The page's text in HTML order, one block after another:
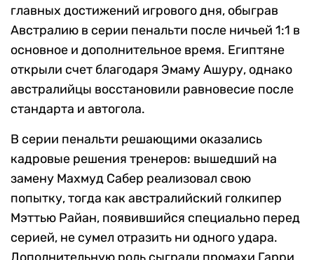
главных достижений игрового дня, обыграв
Австралию в серии пенальти после ничьей 1:1 в
основное и дополнительное время. Египтяне
открыли счет благодаря Эмаму Ашуру, однако
австралийцы восстановили равновесие после
стандарта и автогола.
В серии пенальти решающими оказались
кадровые решения тренеров: вышедший на
замену Махмуд Сабер реализовал свою
попытку, тогда как австралийский голкипер
Мэттью Райан, появившийся специально перед
серией, не сумел отразить ни одного удара.